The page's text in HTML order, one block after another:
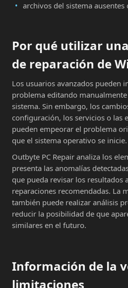
archivos del sistema ausentes
Por qué utilizar
de reparación de
Los usuarios avanzados pueden
problema editando
sistema. Sin embargo, los
configuración, los servicios o las
pueden empeorar el problema
que el sistema operativo se inicie.
Outbyte PC Repair analiza los
presenta las anomalías
que pueda revisar los resultados
reparaciones recomendadas. La
también puede realizar análisis
reducir la posibilidad de que
similares en el futuro.
Información de la
limitaciones